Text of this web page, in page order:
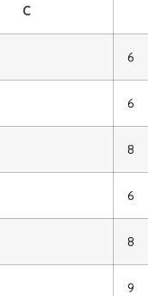
C
6
6
8
6
8
9